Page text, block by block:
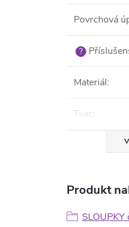
Povrchová
?
Materiál:
Tvar:
Produkt